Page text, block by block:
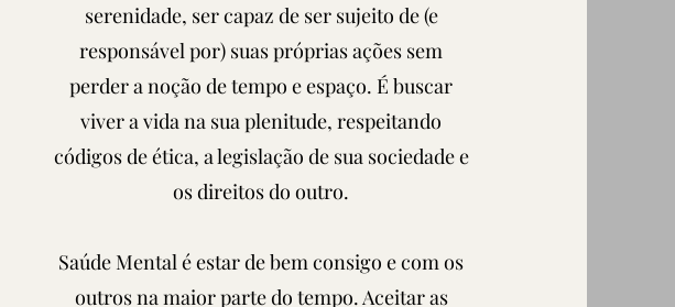
serenidade, ser capaz de ser sujeito de (e
responsável por) suas próprias ações sem
perder a noção de tempo e espaço. É buscar
viver a vida na sua plenitude, respeitando
códigos de ética, a legislação de sua sociedade e
os direitos do outro.
Saúde Mental é estar de bem consigo e com os
outros na maior parte do tempo. Aceitar as